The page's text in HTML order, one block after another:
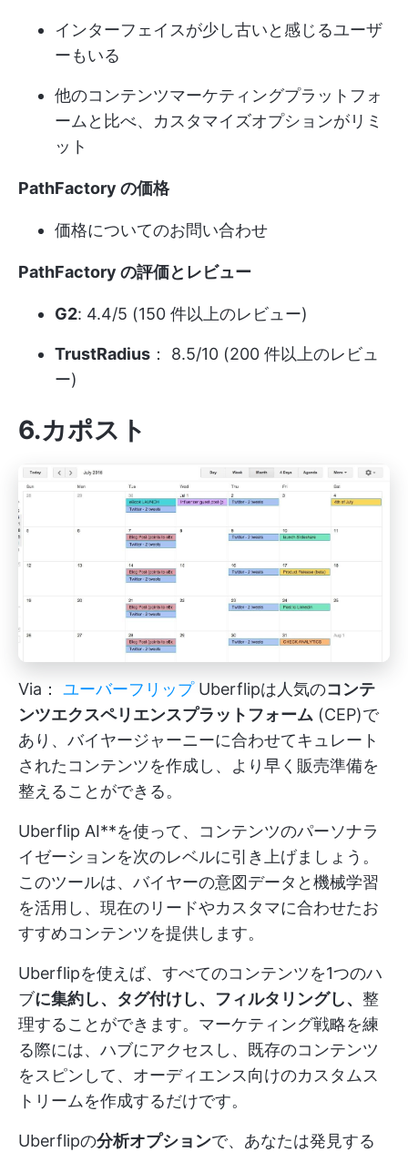
インターフェイスが少し古いと感じるユーザ
ーもいる
他のコンテンツマーケティングプラットフォ
ームと比べ、カスタマイズオプションがリミ
ット
PathFactory の価格
価格についてのお問い合わせ
PathFactory の評価とレビュー
G2: 4.4/5 (150 件以上のレビュー)
TrustRadius ： 8.5/10 (200 件以上のレビュ
ー)
6.カポスト
Via： ユーバーフリップUberflipは人気のコンテ
ンツエクスペリエンスプラットフォーム (CEP)で
あり、バイヤージャーニーに合わせてキュレート
されたコンテンツを作成し、より早く販売準備を
整えることができる。
Uberflip AI**を使って、コンテンツのパーソナラ
イゼーションを次のレベルに引き上げましょう。
このツールは、バイヤーの意図データと機械学習
を活用し、現在のリードやカスタマに合わせたお
すすめコンテンツを提供します。
Uberflipを使えば、すべてのコンテンツを1つのハ
ブに集約し、タグ付けし、フィルタリングし、 整
理することができます。マーケティング戦略を練
る際には、ハブにアクセスし、既存のコンテンツ
をスピンして、オーディエンス向けのカスタムス
トリームを作成するだけです。
Uberflipの分析オプションで、あなたは発見する